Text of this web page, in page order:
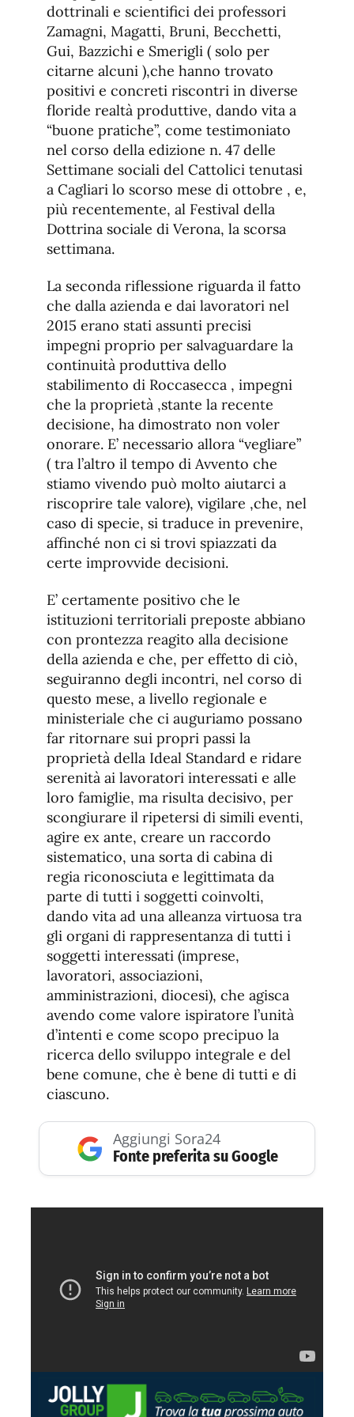
dottrinali e scientifici dei professori
Zamagni, Magatti, Bruni, Becchetti,
Gui, Bazzichi e Smerigli ( solo per
citarne alcuni ),che hanno trovato
positivi e concreti riscontri in diverse
floride realtà produttive, dando vita a
“buone pratiche”, come testimoniato
nel corso della edizione n. 47 delle
Settimane sociali del Cattolici tenutasi
a Cagliari lo scorso mese di ottobre , e,
più recentemente, al Festival della
Dottrina sociale di Verona, la scorsa
settimana.
La seconda riflessione riguarda il fatto
che dalla azienda e dai lavoratori nel
2015 erano stati assunti precisi
impegni proprio per salvaguardare la
continuità produttiva dello
stabilimento di Roccasecca , impegni
che la proprietà ,stante la recente
decisione, ha dimostrato non voler
onorare. E’ necessario allora “vegliare”
( tra l’altro il tempo di Avvento che
stiamo vivendo può molto aiutarci a
riscoprire tale valore), vigilare ,che, nel
caso di specie, si traduce in prevenire,
affinché non ci si trovi spiazzati da
certe improvvide decisioni.
E’ certamente positivo che le
istituzioni territoriali preposte abbiano
con prontezza reagito alla decisione
della azienda e che, per effetto di ciò,
seguiranno degli incontri, nel corso di
questo mese, a livello regionale e
ministeriale che ci auguriamo possano
far ritornare sui propri passi la
proprietà della Ideal Standard e ridare
serenità ai lavoratori interessati e alle
loro famiglie, ma risulta decisivo, per
scongiurare il ripetersi di simili eventi,
agire ex ante, creare un raccordo
sistematico, una sorta di cabina di
regia riconosciuta e legittimata da
parte di tutti i soggetti coinvolti,
dando vita ad una alleanza virtuosa tra
gli organi di rappresentanza di tutti i
soggetti interessati (imprese,
lavoratori, associazioni,
amministrazioni, diocesi), che agisca
avendo come valore ispiratore l’unità
d’intenti e come scopo precipuo la
ricerca dello sviluppo integrale e del
bene comune, che è bene di tutti e di
ciascuno.
Aggiungi Sora24
Fonte preferita su Google